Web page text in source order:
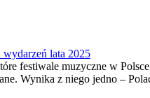
wydarzeń lata 2025
festiwale muzyczne w
Wynika z niego jedno –